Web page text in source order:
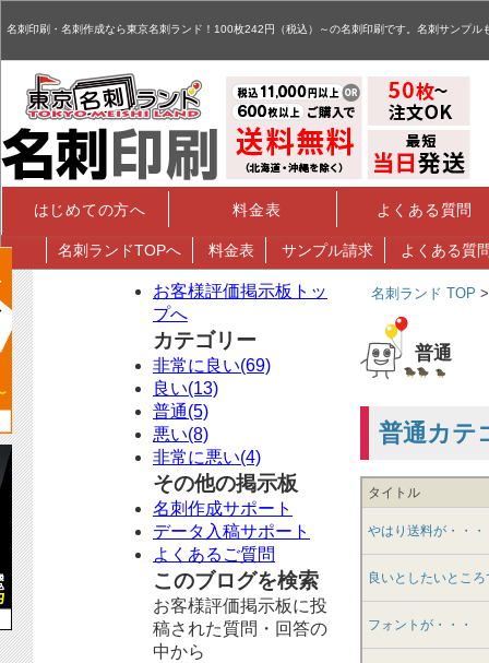
名刺印刷・名刺作成なら東京名刺ランド！100枚242円（税込）～の名刺印刷です。名刺サンプル
はじめての方へ 料金表 よくある質問
名刺 ランドTOPへ 料金表 サンプル請求 よくある質
名刺ランド TOP
普通
普通カテ
タイトル
やはり送料が・・・
良いとしたいとこ
フォントが・・・
お客様評価掲示板トッ
プへ
カテゴリー
非常に良い(69)
良い(13)
普通(5)
悪い(8)
非常に悪い(4)
その他の掲示板
名刺作成サポート
データ入稿サポート
よくあるご質問
このブログを検索
お客様評価掲示板に投
稿された質問・回答の
中から